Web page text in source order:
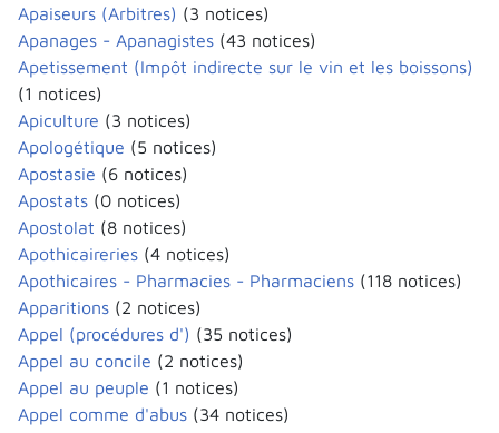
Apaiseurs (Arbitres) (3 notices)
Apanages - Apanagistes (43 notices)
Apetissement (Impôt indirecte sur le vin et les boissons)
(1 notices)
Apiculture (3 notices)
Apologétique (5 notices)
Apostasie (6 notices)
Apostats (0 notices)
Apostolat (8 notices)
Apothicaireries (4 notices)
Apothicaires - Pharmacies - Pharmaciens (118 notices)
Apparitions (2 notices)
Appel (procédures d') (35 notices)
Appel au concile (2 notices)
Appel au peuple (1 notices)
Appel comme d'abus (34 notices)